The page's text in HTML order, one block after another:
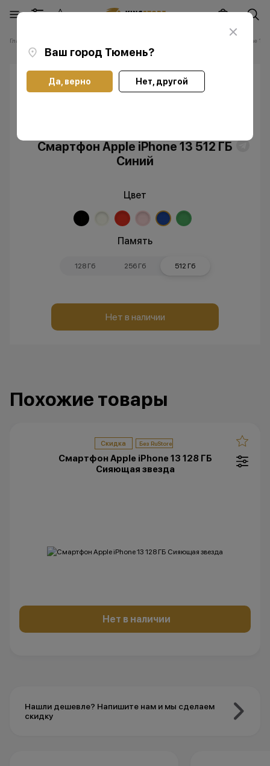
Ваш город Тюмень?
Да, верно Нет, другой
Главная Смартфоны Apple iPhone 13
Смартфон Apple iPhone 13 512 ГБ
Синий
Цвет
Память
128 Гб 256 Гб 512 Гб
Нет в наличии
Похожие товары
Скидка
Смартфон Apple iPhone 13 128 ГБ
Сияющая звезда
Нет в наличии
Нашли дешевле? Напишите нам и мы сделаем
скидку